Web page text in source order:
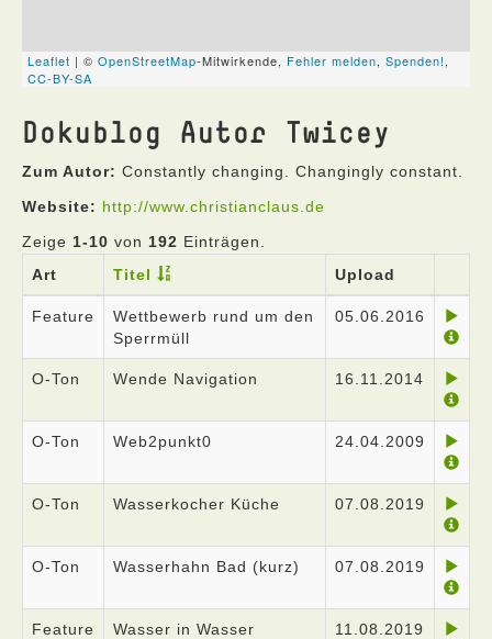
Dokublog Autor Twicey
Zum Autor: Constantly changing. Changingly constant.
Website: http://www.christianclaus.de
Zeige 1-10 von 192 Einträgen.
Art
Titel Upload
Feature
Wettbewerb rund um den
Sperrmüll
05.06.2016
O-Ton Wende Navigation 16.11.2014
O-Ton Web2punkt0 24.04.2009
O-Ton Wasserkocher Küche 07.08.2019
O-Ton Wasserhahn Bad (kurz) 07.08.2019
Feature Wasser in Wasser 11.08.2019